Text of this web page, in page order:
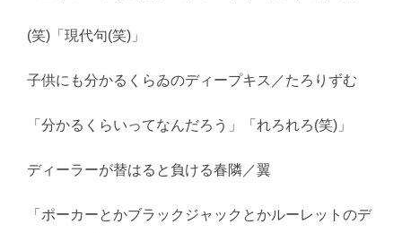
(笑)「現代句(笑)」
子供にも分かるくらゐのディープキス／たろりずむ
「分かるくらいってなんだろう」「れろれろ(笑)」
ディーラーが替はると負ける春隣／翼
「ポーカーとかブラックジャックとかルーレットのデ